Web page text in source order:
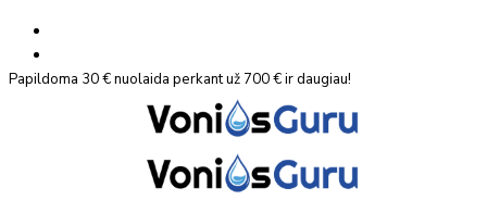
Papildoma 30 € nuolaida perkant už 700 € ir daugiau!